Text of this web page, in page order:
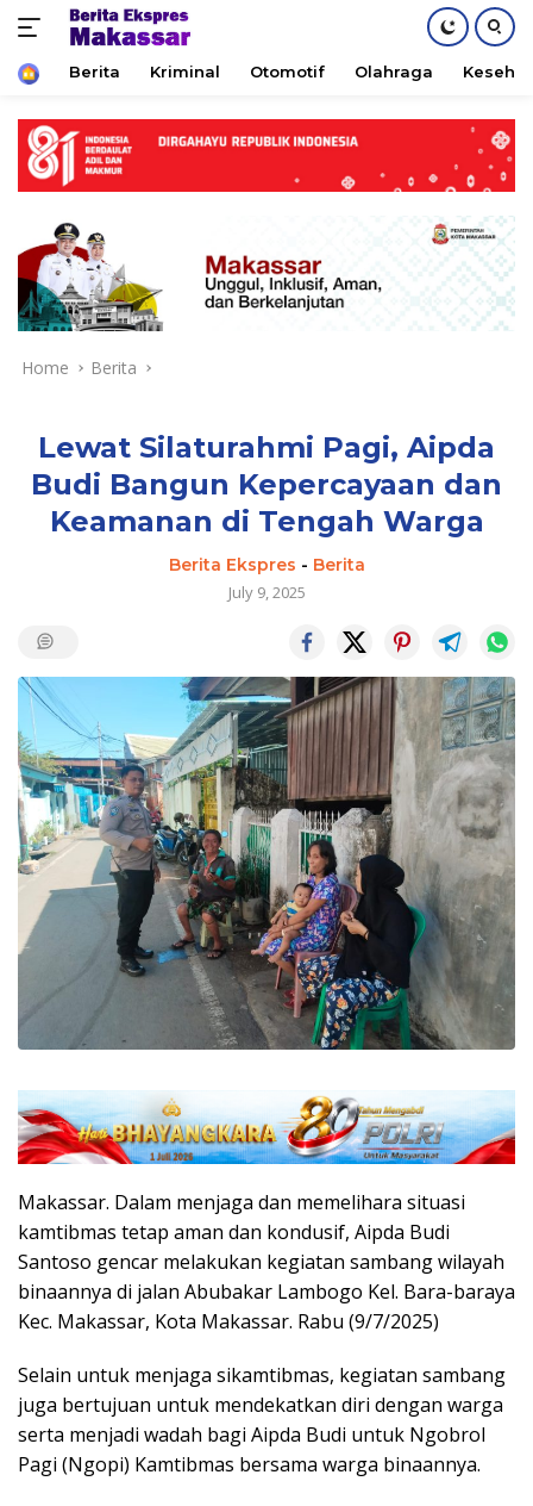
content
HomeBerita Kriminal Otomotif Olahraga
Home Berita
Lewat Silaturahmi Pagi, Aipda
Budi Bangun Kepercayaan dan
Keamanan di Tengah Warga
Berita Ekspres - Berita
July 9, 2025
Makassar. Dalam menjaga dan memelihara situasi
kamtibmas tetap aman dan kondusif, Aipda Budi
Santoso gencar melakukan kegiatan sambang wilayah
binaannya di jalan Abubakar Lambogo Kel. Bara-baraya
Kec. Makassar, Kota Makassar. Rabu (9/7/2025)
Selain untuk menjaga sikamtibmas, kegiatan sambang
juga bertujuan untuk mendekatkan diri dengan warga
serta menjadi wadah bagi Aipda Budi untuk Ngobrol
Pagi (Ngopi) Kamtibmas bersama warga binaannya.